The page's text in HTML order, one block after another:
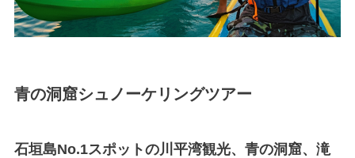
青の洞窟シュノーケリングツアー
石垣島No.1スポットの川平湾観光、青の洞窟、滝